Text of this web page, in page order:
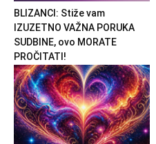
BLIZANCI: Stiže vam
IZUZETNO VAŽNA PORUKA
SUDBINE, ovo MORATE
PROČITATI!